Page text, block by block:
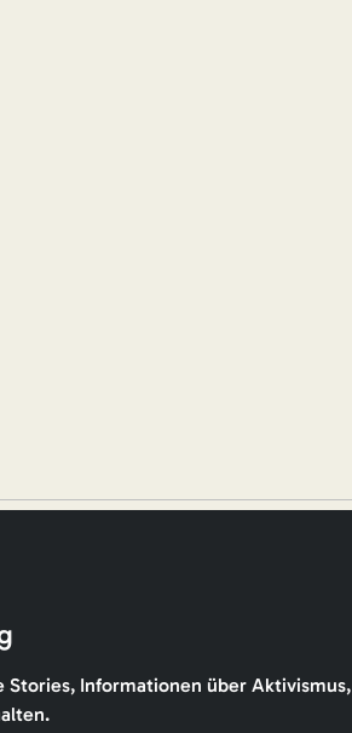
Stories, Informationen über Aktivismus,